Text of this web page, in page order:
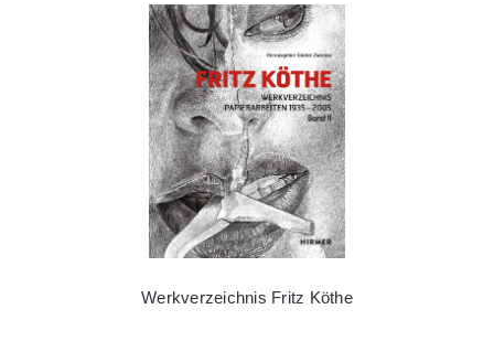
Werkverzeichnis Fritz Köthe